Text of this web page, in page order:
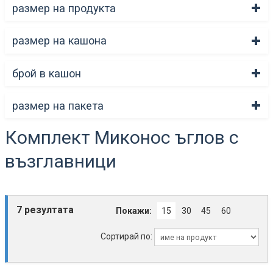
размер на продукта
размер на кашона
брой в кашон
размер на пакета
Комплект Миконос ъглов с
възглавници
7 резултата Покажи: 15 30 45 60
Сортирай по: